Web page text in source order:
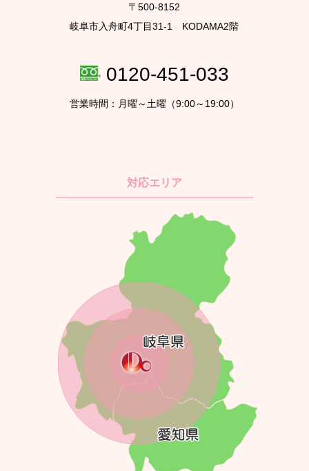
〒500-8152
岐阜市入舟町4丁目31-1 KODAMA2階
0120-451-033
営業時間：月曜～土曜（9:00～19:00）
対応エリア